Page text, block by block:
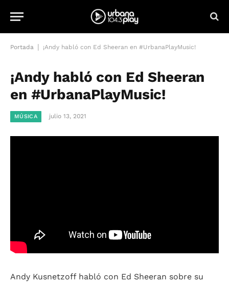
Portada ¡Andy habló con Ed Sheeran en #UrbanaPlayMusic!
¡Andy habló con Ed Sheeran
en #UrbanaPlayMusic!
MÚSICA julio 13, 2021
Andy Kusnetzoff habló con Ed Sheeran sobre su